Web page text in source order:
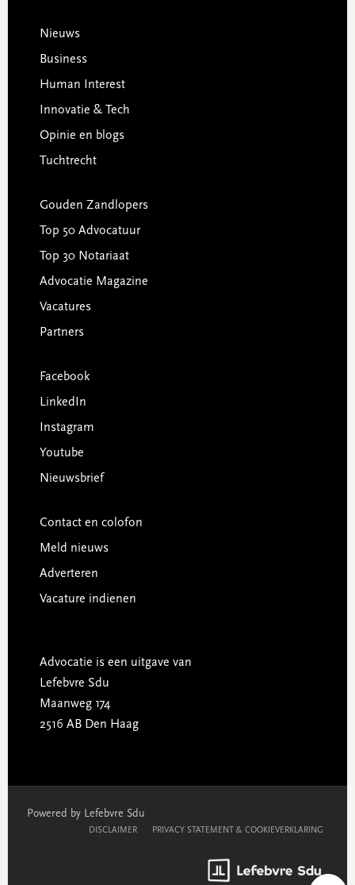
Footer
Nieuws
Business
Human Interest
Innovatie & Tech
Opinie en blogs
Tuchtrecht
Gouden Zandlopers
Top 50 Advocatuur
Top 30 Notariaat
Advocatie Magazine
Vacatures
Partners
Facebook
LinkedIn
Instagram
Youtube
Nieuwsbrief
Contact en colofon
Meld nieuws
Adverteren
Vacature indienen
Advocatie is een uitgave van
Lefebvre Sdu
Maanweg 174
2516 AB Den Haag
Powered by Lefebvre Sdu
DISCLAIMER PRIVACY STATEMENT & COOKIEVERKLARING